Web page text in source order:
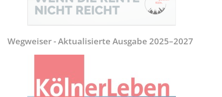
Wegweiser - Aktualisierte Ausgabe 2025–2027